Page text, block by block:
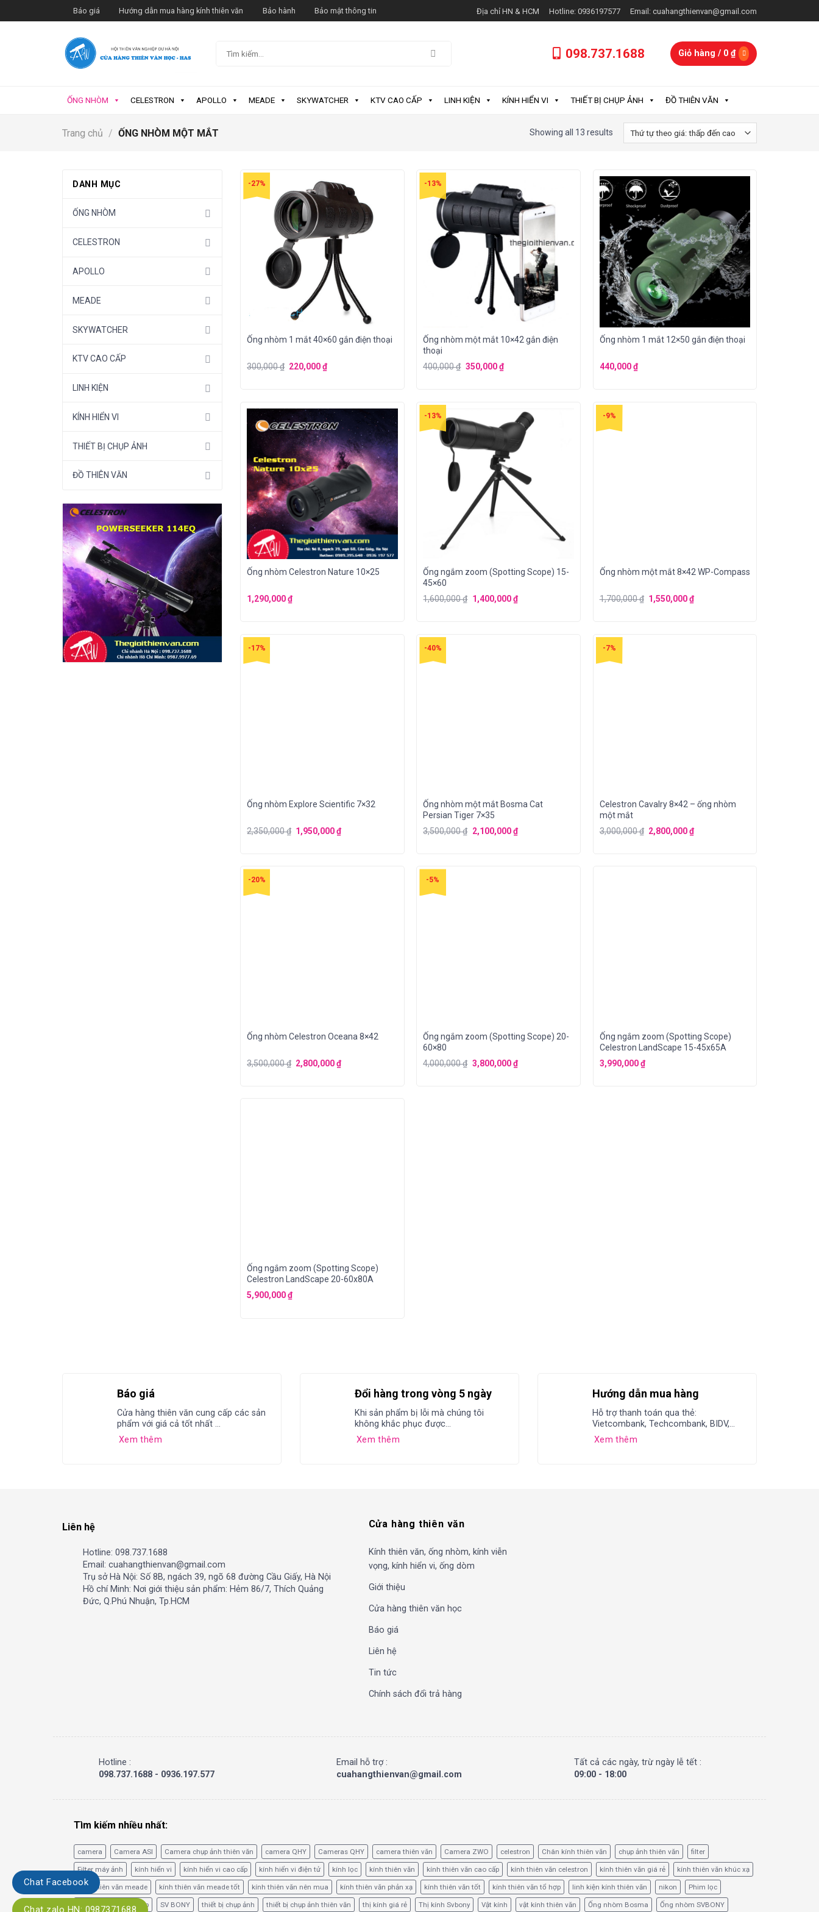
to
Báo giá Hướng dẫn mua hàng kính thiên văn Bảo hành Bảo mật thông tin Địa chỉ HN & HCM Hotline: 0936197577 Email: cuahangthienvan@gmail.com
kiếm:
098.737.1688 Giỏ hàng / 0₫
ỐNG NHÒM CELESTRON APOLLO MEADE SKYWATCHER KTV CAO CẤP LINH KIỆN KÍNH HIỂN VI THIẾT BỊ CHỤP ẢNH ĐỒ THIÊN VĂN
Trang chủ / ỐNG NHÒM MỘT MẮT Showing all 13 results
DANH MỤC
ỐNG NHÒM
CELESTRON
APOLLO
MEADE
SKYWATCHER
KTV CAO CẤP
LINH KIỆN
KÍNH HIỂN VI
THIẾT BỊ CHỤP ẢNH
ĐỒ THIÊN VĂN
-27%
Ống nhòm 1 mắt 40×60 gắn điện thoại
300,000₫ 220,000₫
-13%
Ống nhòm một mắt 10×42 gắn điện
thoại
400,000₫ 350,000₫
Ống nhòm 1 mắt 12×50 gắn điện thoại
440,000₫
Ống nhòm Celestron Nature 10×25
1,290,000₫
-13%
Ống ngắm zoom (Spotting Scope) 15-
45×60
1,600,000₫ 1,400,000₫
-9%
Ống nhòm một mắt 8×42 WP-Compass
1,700,000₫ 1,550,000₫
-17%
Ống nhòm Explore Scientific 7×32
2,350,000₫ 1,950,000₫
-40%
Ống nhòm một mắt Bosma Cat
Persian Tiger 7×35
3,500,000₫ 2,100,000₫
-7%
Celestron Cavalry 8×42 – ống nhòm
một mắt
3,000,000₫ 2,800,000₫
-20%
Ống nhòm Celestron Oceana 8×42
3,500,000₫ 2,800,000₫
-5%
Ống ngắm zoom (Spotting Scope) 20-
60×80
4,000,000₫ 3,800,000₫
Ống ngắm zoom (Spotting Scope)
Celestron LandScape 15-45x65A
3,990,000₫
Ống ngắm zoom (Spotting Scope)
Celestron LandScape 20-60x80A
5,900,000₫
Báo giá
Cửa hàng thiên văn cung cấp các sản
phẩm với giá cả tốt nhất ...
Xem thêm
Đổi hàng trong vòng 5 ngày
Khi sản phẩm bị lỗi mà chúng tôi
không khắc phục được...
Xem thêm
Hướng dẫn mua hàng
Hỗ trợ thanh toán qua thẻ:
Vietcombank, Techcombank, BIDV,...
Xem thêm
Liên hệ
Hotline: 098.737.1688
Email: cuahangthienvan@gmail.com
Trụ sở Hà Nội: Số 8B, ngách 39, ngõ 68 đường Cầu Giấy, Hà Nội
Hồ chí Minh: Nơi giới thiệu sản phẩm: Hẻm 86/7, Thích Quảng
Đức, Q.Phú Nhuận, Tp.HCM
Cửa hàng thiên văn
Kính thiên văn, ống nhòm, kính viễn
vọng, kính hiển vi, ống dòm
Giới thiệu
Cửa hàng thiên văn học
Báo giá
Liên hệ
Tin tức
Chính sách đổi trả hàng
Hotline :
098.737.1688 - 0936.197.577
Email hỗ trợ :
cuahangthienvan@gmail.com
Tất cả các ngày, trừ ngày lễ tết :
09:00 - 18:00
Tìm kiếm nhiều nhất:
camera Camera ASI Camera chụp ảnh thiên văn camera QHY Cameras QHY camera thiên văn Camera ZWO celestron Chân kính thiên văn chụp ảnh thiên văn filter
Filter máy ảnh kính hiển vi kính hiển vi cao cấp kính hiển vi điện tử kính lọc kính thiên văn kính thiên văn cao cấp kính thiên văn celestron kính thiên văn giá rẻ kính thiên văn khúc xạ
kính thiên văn meade kính thiên văn meade tốt kính thiên văn nên mua kính thiên văn phản xạ kính thiên văn tốt kính thiên văn tổ hợp linh kiện kính thiên văn nikon Phim lọc
phim lọc băng tần hẹp SV BONY thiết bị chụp ảnh thiết bị chụp ảnh thiên văn thị kính giá rẻ Thị kính Svbony Vật kính vật kính thiên văn Ống nhòm Bosma Ống nhòm SVBONY
Chat Facebook
Chat zalo HN: 0987371688